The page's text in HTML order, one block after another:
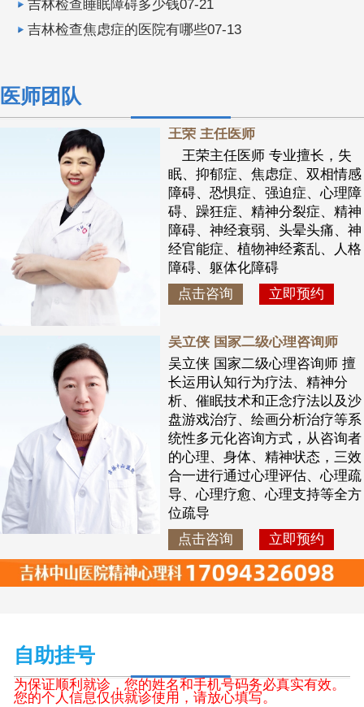
吉林检查睡眠障碍多少钱07-21
吉林检查焦虑症的医院有哪些07-13
医师团队
王荣 主任医师
王荣主任医师 专业擅长，失
眠、抑郁症、焦虑症、双相情感
障碍、恐惧症、强迫症、心理障
碍、躁狂症、精神分裂症、精神
障碍、神经衰弱、头晕头痛、神
经官能症、植物神经紊乱、人格
障碍、躯体化障碍
点击咨询
立即预约
吴立侠 国家二级心理咨询师
吴立侠 国家二级心理咨询师 擅
长运用认知行为疗法、精神分
析、催眠技术和正念疗法以及沙
盘游戏治疗、绘画分析治疗等系
统性多元化咨询方式，从咨询者
的心理、身体、精神状态，三效
合一进行通过心理评估、心理疏
导、心理疗愈、心理支持等全方
位疏导
点击咨询
立即预约
自助挂号
为保证顺利就诊，您的姓名和手机号码务必真实有效。
您的个人信息仅供就诊使用，请放心填写。